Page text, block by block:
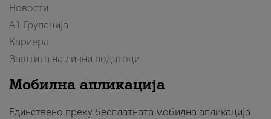
Новости
А1 Групација
Кариера
Заштита на лични податоци
Мобилна апликација
Единствено преку бесплатната мобилна апликација